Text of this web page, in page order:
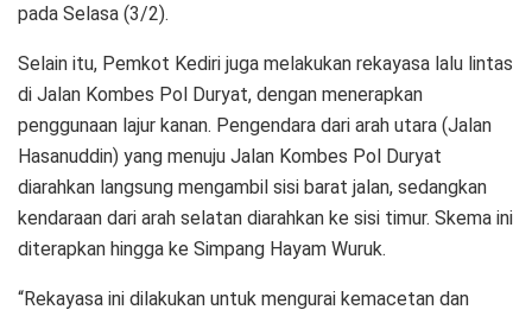
pada Selasa (3/2).
Selain itu, Pemkot Kediri juga melakukan rekayasa lalu lintas
di Jalan Kombes Pol Duryat, dengan menerapkan
penggunaan lajur kanan. Pengendara dari arah utara (Jalan
Hasanuddin) yang menuju Jalan Kombes Pol Duryat
diarahkan langsung mengambil sisi barat jalan, sedangkan
kendaraan dari arah selatan diarahkan ke sisi timur. Skema ini
diterapkan hingga ke Simpang Hayam Wuruk.
“Rekayasa ini dilakukan untuk mengurai kemacetan dan